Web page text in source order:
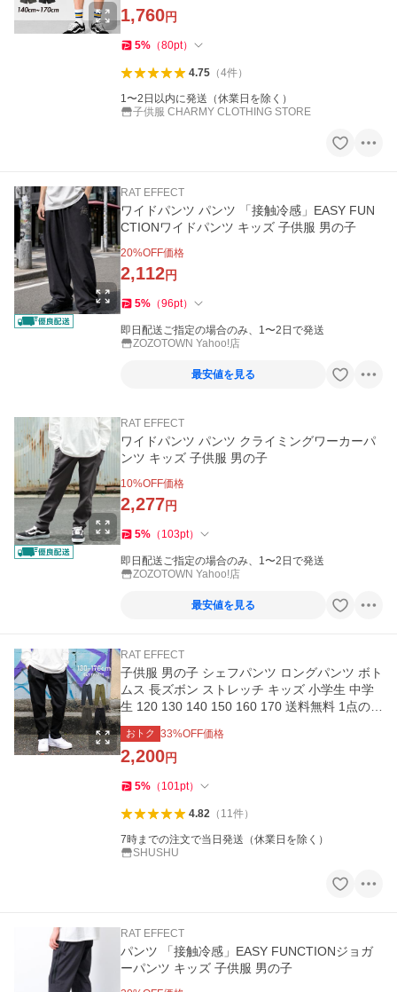
1,760円
5% （80pt）
4.75（4件）
1〜2日以内に発送（休業日を除く）
子供服 CHARMY CLOTHING STORE
RAT EFFECT
ワイドパンツ パンツ 「接触冷感」EASY FUN
CTIONワイドパンツ キッズ 子供服 男の子
20%OFF価格
2,112円
5% （96pt）
即日配送ご指定の場合のみ、1〜2日で発送
ZOZOTOWN Yahoo!店
最安値を見る
RAT EFFECT
ワイドパンツ パンツ クライミングワーカーパ
ンツ キッズ 子供服 男の子
10%OFF価格
2,277円
5% （ 103pt）
即日配送ご指定の場合のみ、1〜2日で発送
ZOZOTOWN Yahoo!店
最安値を見る
RAT EFFECT
子供服 男の子 シェフパンツ ロングパンツ ボト
ムス 長ズボン ストレッチ キッズ 小学生 中学
生 120 130 140 150 160 170 送料無料 1点のみ
メール便対象
おトク 33%OFF価格
2,200円
5% （ 101pt）
4.82（ 11件）
7時までの注文で当日発送（休業日を除く）
SHUSHU
RAT EFFECT
パンツ 「接触冷感」EASY FUNCTIONジョガ
ーパンツ キッズ 子供服 男の子